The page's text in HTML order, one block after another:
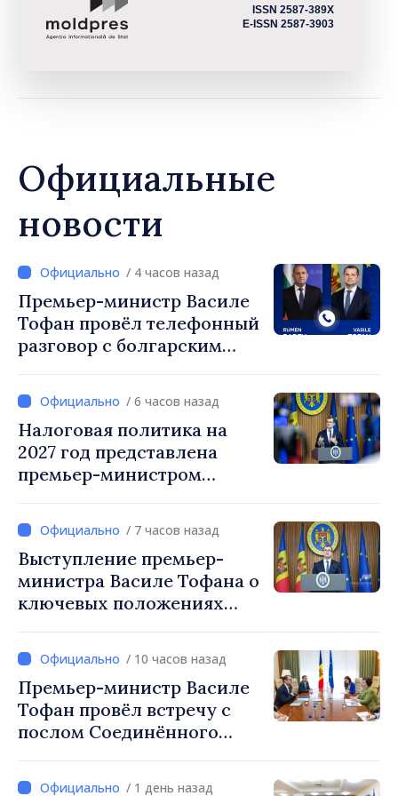
ISSN 2587-389X
E-ISSN 2587-3903
Официальные
новости
/ 4 часов назад
Премьер-министр Василе
Тофан провёл телефонный
разговор с болгарским
Радевым
/ 6 часов назад
Налоговая политика на
2027 год представлена
премьер-министром
снижение налоговой
нагрузки на труд,
стимулирование
инвестиций и более
справедливое
/ 7 часов назад
Выступление премьер-
министра Василе Тофана о
ключевых положениях
2027 год
/ 10 часов назад
Премьер-министр Василе
Тофан провёл встречу с
послом Соединённого
Великобритании и
/ 1 день назад